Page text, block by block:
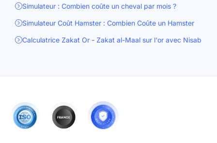
Simulateur : Combien coûte un cheval par mois ?
Simulateur Coût Hamster : Combien Coûte un Hamster
Calculatrice Zakat Or - Zakat al-Maal sur l'or avec Nisab